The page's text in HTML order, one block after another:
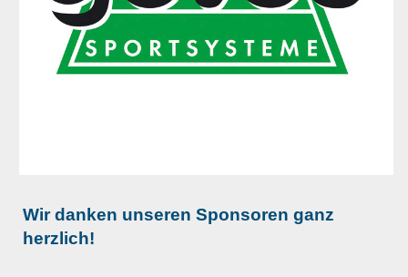
Wir danken unseren Sponsoren ganz
herzlich!